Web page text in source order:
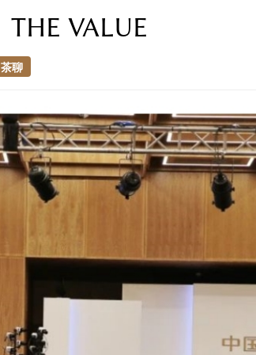
THE VALUE
茶聊